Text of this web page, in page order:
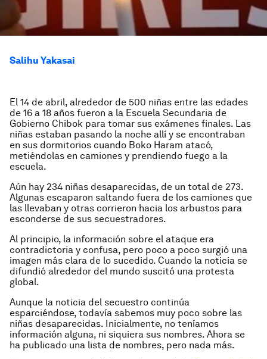
Salihu Yakasai
El 14 de abril, alrededor de 500 niñas entre las edades
de 16 a 18 años fueron a la Escuela Secundaria de
Gobierno Chibok para tomar sus exámenes finales. Las
niñas estaban pasando la noche allí y se encontraban
en sus dormitorios cuando Boko Haram atacó,
metiéndolas en camiones y prendiendo fuego a la
escuela.
Aún hay 234 niñas desaparecidas, de un total de 273.
Algunas escaparon saltando fuera de los camiones que
las llevaban y otras corrieron hacia los arbustos para
esconderse de sus secuestradores.
Al principio, la información sobre el ataque era
contradictoria y confusa, pero poco a poco surgió una
imagen más clara de lo sucedido. Cuando la noticia se
difundió alrededor del mundo suscitó una protesta
global.
Aunque la noticia del secuestro continúa
esparciéndose, todavía sabemos muy poco sobre las
niñas desaparecidas. Inicialmente, no teníamos
información alguna, ni siquiera sus nombres. Ahora se
ha publicado una lista de nombres, pero nada más.